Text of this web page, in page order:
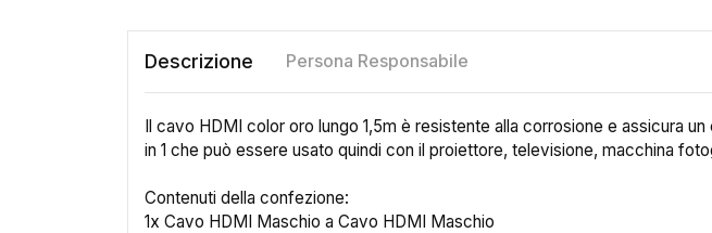
Descrizione Persona Responsabile
Il cavo HDMI color oro lungo 1,5m è resistente alla corrosione e assicura
in 1 che può essere usato quindi con il proiettore, televisione, macchina
Contenuti della confezione:
1x Cavo HDMI Maschio a Cavo HDMI Maschio